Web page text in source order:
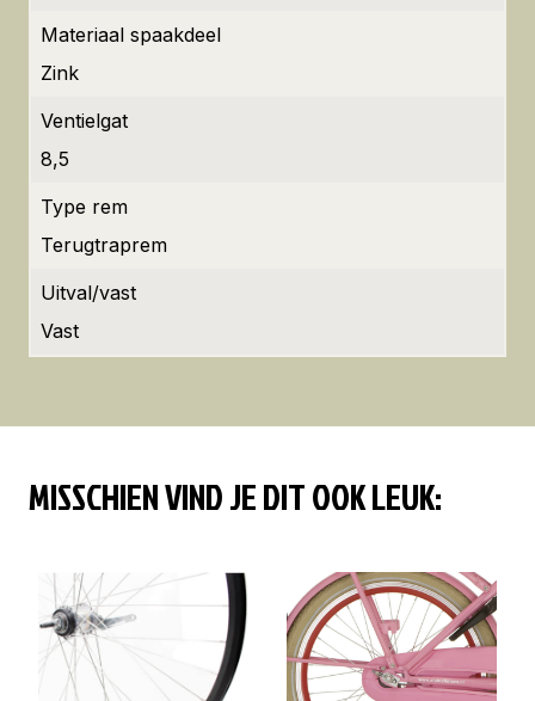
Materiaal spaakdeel
Zink
Ventielgat
8,5
Type rem
Terugtraprem
Uitval/vast
Vast
MISSCHIEN VIND JE DIT OOK LEUK: